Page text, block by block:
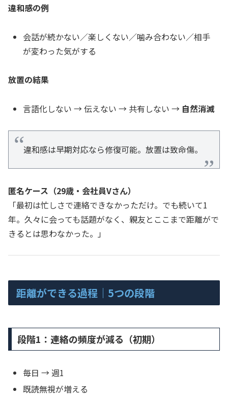
違和感の例
会話が続かない／楽しくない／噛み合わない／相手
が変わった気がする
放置の結果
言語化しない → 伝えない → 共有しない → 自然消滅
違和感は早期対応なら修復可能。放置は致命傷。
匿名ケース（29歳・会社員Vさん）
「最初は忙しさで連絡できなかっただけ。でも続いて1
年。久々に会っても話題がなく、親友とここまで距離がで
きるとは思わなかった。」
距離ができる過程｜5つの段階
段階1：連絡の頻度が減る（初期）
毎日 → 週1
既読無視が増える